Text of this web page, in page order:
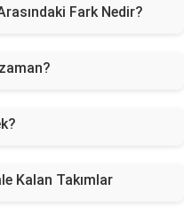
Fark Nedir?
Kalan Takımlar